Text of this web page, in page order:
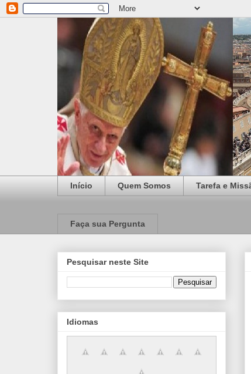
Início Quem Somos Tarefa e
Faça sua Pergunta
Pesquisar neste Site
Idiomas